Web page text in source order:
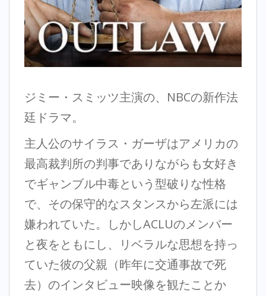
ジミー・スミッツ主演の、NBCの新作法
廷ドラマ。
主人公のサイラス・ガーザはアメリカの
最高裁判所の判事でありながらも女好き
でギャンブル中毒という型破りな性格
で、その保守的なスタンスから左派には
嫌われていた。しかしACLUのメンバー
と夜をともにし、リベラルな思想を持っ
ていた彼の父親（昨年に交通事故で死
去）のインタビュー映像を観たことか